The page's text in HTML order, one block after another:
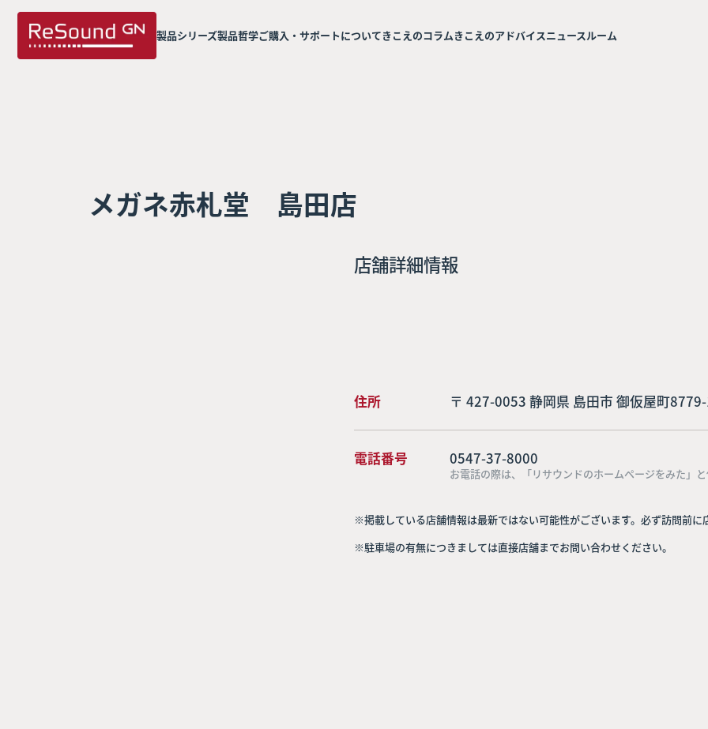
製品シリーズ製品哲学ご購入・サポートについてきこえのコラムきこえのアドバイスニュースルーム
メガネ赤札堂 島田店
店舗詳細情報
住所 〒 427-0053 静岡県 島田市 御仮屋町
電話番号 0547-37-8000
お電話の際は、「リサウンドのホームページをみた」
※掲載している店舗情報は最新ではない可能性がございます。必ず訪問前に
※駐車場の有無につきましては直接店舗までお問い合わせください。